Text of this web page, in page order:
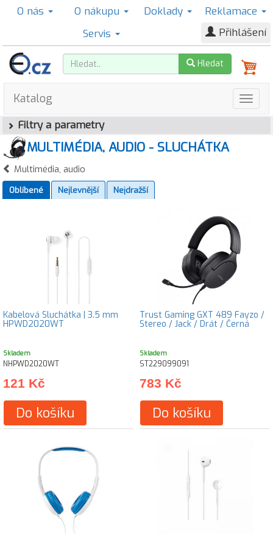
O nás O nákupu Doklady
Reklamace
Servis
Přihlášení
Hledat
Katalog
Filtry a parametry
MULTIMÉDIA, AUDIO - SLUCHÁTKA
Multimédia, audio
Oblíbené Nejlevnější Nejdražší
Kabelová Sluchátka | 3.5 mm
HPWD2020WT
Skladem
NHPWD2020WT
121 Kč
Do košíku
Trust Gaming GXT 489 Fayzo /
Stereo / Jack / Drát / Černá
Skladem
ST229099091
783 Kč
Do košíku